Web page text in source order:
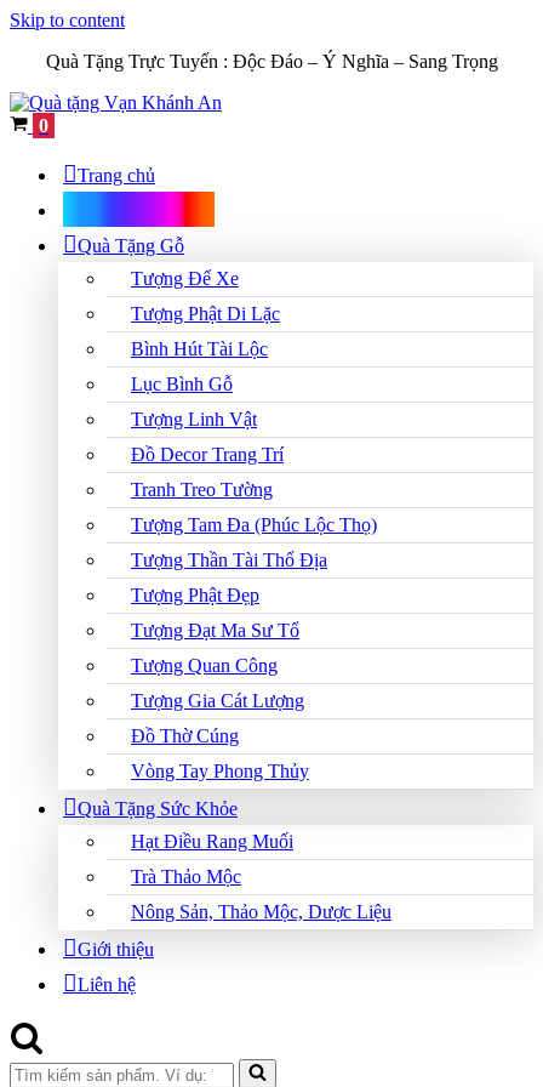
Skip to content
Quà Tặng Trực Tuyến : Độc Đáo – Ý Nghĩa – Sang Trọng
Cart
0
Trang chủ
Quà Tặng Gỗ
Tượng Để Xe
Tượng Phật Di Lặc
Bình Hút Tài Lộc
Lục Bình Gỗ
Tượng Linh Vật
Đồ Decor Trang Trí
Tranh Treo Tường
Tượng Tam Đa (Phúc Lộc Thọ)
Tượng Thần Tài Thổ Địa
Tượng Phật Đẹp
Tượng Đạt Ma Sư Tổ
Tượng Quan Công
Tượng Gia Cát Lượng
Đồ Thờ Cúng
Vòng Tay Phong Thủy
Quà Tặng Sức Khỏe
Hạt Điều Rang Muối
Trà Thảo Mộc
Nông Sản, Thảo Mộc, Dược Liệu
Giới thiệu
Liên hệ
Search